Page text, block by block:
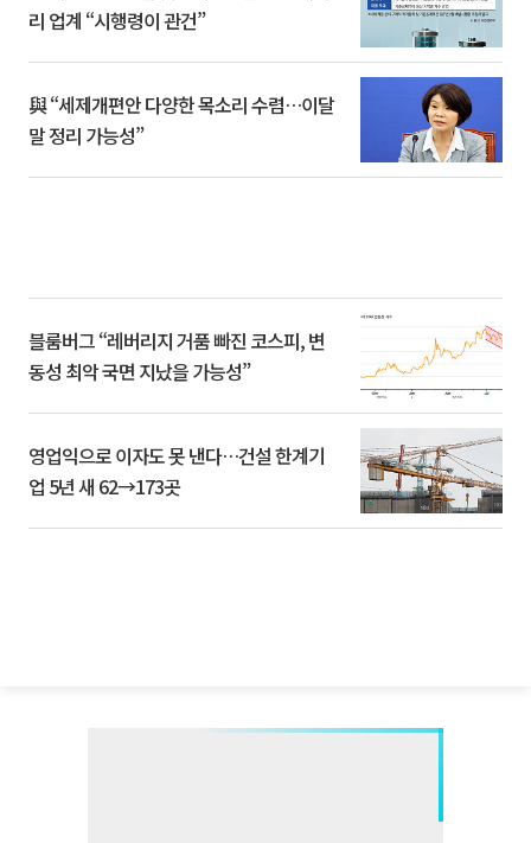
리 업계 “시행령이 관건”
與 “세제개편안 다양한 목소리 수렴…이달
말 정리 가능성”
블룸버그 “레버리지 거품 빠진 코스피, 변
동성 최악 국면 지났을 가능성”
영업익으로 이자도 못 낸다…건설 한계기
업 5년 새 62→173곳